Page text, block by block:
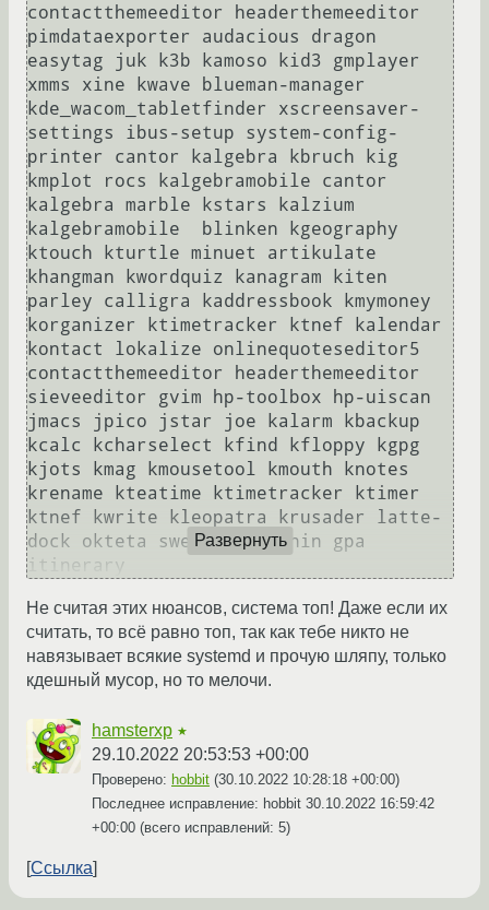
contactthemeeditor headerthemeeditor
pimdataexporter audacious dragon
easytag juk k3b kamoso kid3 gmplayer
xmms xine kwave blueman-manager
kde_wacom_tabletfinder xscreensaver-
settings ibus-setup system-config-
printer cantor kalgebra kbruch kig
kmplot rocs kalgebramobile cantor
kalgebra marble kstars kalzium
kalgebramobile  blinken kgeography
ktouch kturtle minuet artikulate
khangman kwordquiz kanagram kiten
parley calligra kaddressbook kmymoney
korganizer ktimetracker ktnef kalendar
kontact lokalize onlinequoteseditor5
contactthemeeditor headerthemeeditor
sieveeditor gvim hp-toolbox hp-uiscan
jmacs jpico jstar joe kalarm kbackup
kcalc kcharselect kfind kfloppy kgpg
kjots kmag kmousetool kmouth knotes
krename kteatime ktimetracker ktimer
ktnef kwrite kleopatra krusader latte-
dock okteta sweeper zanshin gpa
Развернуть
Не считая этих нюансов, система топ! Даже если их
считать, то всё равно топ, так как тебе никто не
навязывает всякие systemd и прочую шляпу, только
кдешный мусор, но то мелочи.
hamsterxp ★
29.10.2022 20:53:53 +00:00
Проверено: hobbit (30.10.2022 10:28:18 +00:00)
Последнее исправление: hobbit 30.10.2022 16:59:42
+00:00 (всего исправлений: 5)
Ссылка